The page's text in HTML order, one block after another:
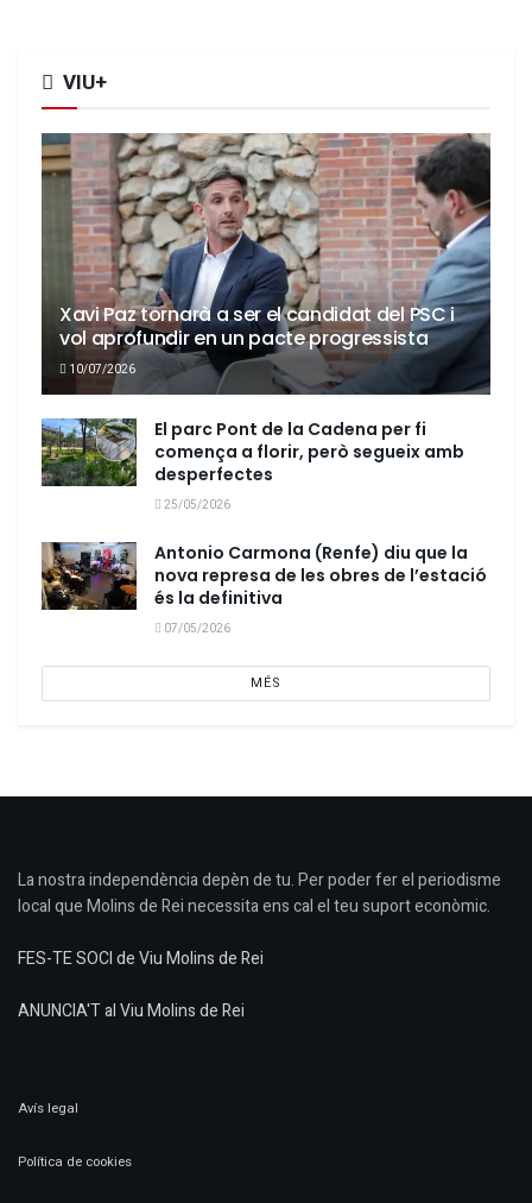
VIU+
Xavi Paz tornarà a ser el candidat del PSC i
vol aprofundir en un pacte progressista
10/07/2026
El parc Pont de la Cadena per fi
comença a florir, però segueix amb
desperfectes
25/05/2026
Antonio Carmona (Renfe) diu que la
nova represa de les obres de l’estació
és la definitiva
07/05/2026
MÉS
La nostra independència depèn de tu. Per poder fer el periodisme
local que Molins de Rei necessita ens cal el teu suport econòmic.
FES-TE SOCI de Viu Molins de Rei
ANUNCIA'T al Viu Molins de Rei
Avís legal
Política de cookies